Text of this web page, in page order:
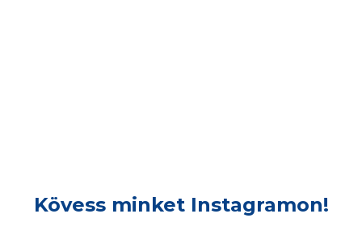
Kövess minket Instagramon!